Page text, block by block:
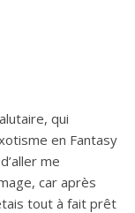
qui
en Fantasy
me
car après
tout à fait prêt